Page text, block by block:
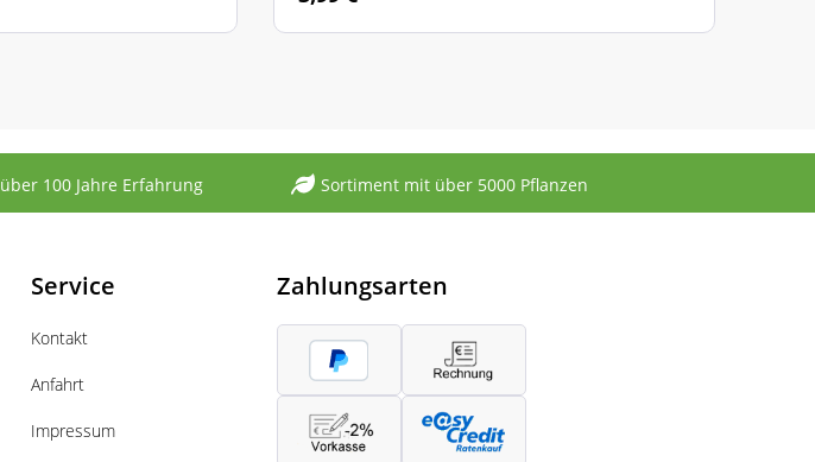
über 100 Jahre Erfahrung Sortiment mit über 5000 Pflanzen
Service
Kontakt
Anfahrt
Impressum
Zahlungsarten